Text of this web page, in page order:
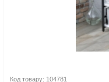
Код товару: 104781